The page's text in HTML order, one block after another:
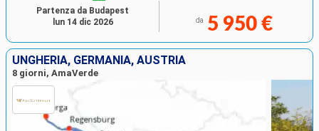
da 5 950 €
Partenza da Budapest
lun 14 dic 2026
UNGHERIA, GERMANIA, AUSTRIA
8 giorni, AmaVerde